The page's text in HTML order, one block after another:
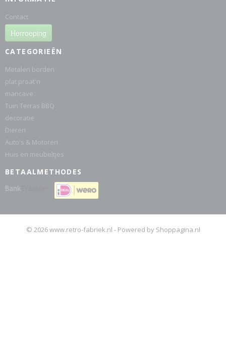
Contact
Herroeping
CATEGORIEËN
Metalen borden
plat proat'n
mancave
Tuin Terras BBQ
decoratie
Dieren
Auto's & Motoren
Huis en meubeltjes
BETAALMETHODES
© 2026 www.retro-fabriek.nl - Powered by Shoppagina.nl